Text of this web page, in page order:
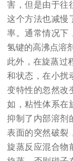
害，但是由于往
这个方法也减慢
率。通常情况下
氢键的高沸点溶
此外，在旋蒸过
和状态，在小扰
变特性的忽然改
如，粘性体系在
抑制了内部溶剂
表面的突然破裂
旋蒸反应混合物